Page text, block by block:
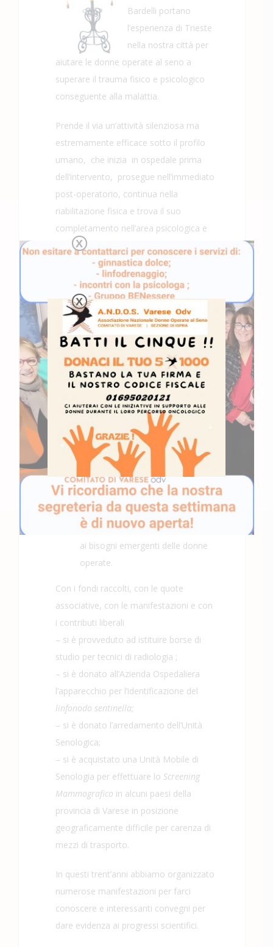
Bardelli portano
l’esperienza di Trieste
nella nostra città per
aiutare le donne operate al seno a
superare il trauma fisico e psicologico
conseguente alla malattia.
Prende il via un’attività silenziosa ma
estremamente efficace sotto il profilo
umano, che inizia in ospedale prima
dell’intervento, prosegue nell’immediato
post-operatorio, continua nella
riabilitazione fisica e trova il suo
completamento nell’area psicologica e
sociale.
Un Volontariato che si è posto obbiettivi
ben precisi:
Affiancare le strutture senza
sostituirsi ad esse.
Fare opera di educazione
sanitaria, di formazione ed
informazione per promuovere
una nuova cultura sanitaria:
la diagnosi precoce
Andare incontro, in modo mirato,
ai bisogni emergenti delle donne
operate.
Con i fondi raccolti, con le quote
associative, con le manifestazioni e con
i contributi liberali
– si è provveduto ad istituire borse di
studio per tecnici di radiologia ;
– si è donato all’Azienda Ospedaliera
l’apparecchio per l’identificazione del
linfonodo sentinella;
– si è donato l’arredamento dell’Unità
Senologica;
– si è acquistato una Unità Mobile di
Senologia per effettuare lo Screening
Mammografico in alcuni paesi della
provincia di Varese in posizione
geograficamente difficile per carenza di
mezzi di trasporto.
In questi trent’anni abbiamo organizzato
numerose manifestazioni per farci
conoscere e interessanti convegni per
dare evidenza ai progressi scientifici.
X
X